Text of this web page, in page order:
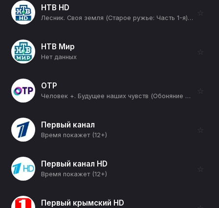
НТВ HD
Лесник. Своя земля (Старое ружье: Часть 1-я) (16+)
☆
НТВ Мир
Нет данных
☆
ОТР
Человек +. Будущее наших чувств (Обоняние и вкус) (12+)
☆
Первый канал
Время покажет (12+)
☆
Первый канал HD
Время покажет (12+)
☆
Первый крымский HD